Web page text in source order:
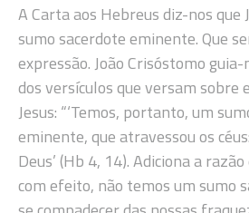
A Carta aos Hebreus diz-nos que
sumo sacerdote eminente. Que
expressão. João Crisóstomo
dos versículos que versam sobre
Jesus: “‘Temos, portanto, um
eminente, que atravessou os
Deus’ (Hb 4, 14). Adiciona a
com efeito, não temos um sumo